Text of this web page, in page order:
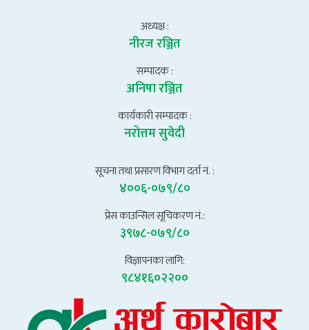
अध्यक्ष :
नीरज रञ्जित
सम्पादक :
अनिषा रञ्जित
कार्यकारी सम्पादक :
नरोत्तम सुवेदी
सूचना तथा प्रसारण विभाग दर्ता नं. :
४००६-०७९/८०
प्रेस काउन्सिल सूचिकरण नं.:
३९७८-०७९/८०
विज्ञापनका लागि:
९८४१६०२२००